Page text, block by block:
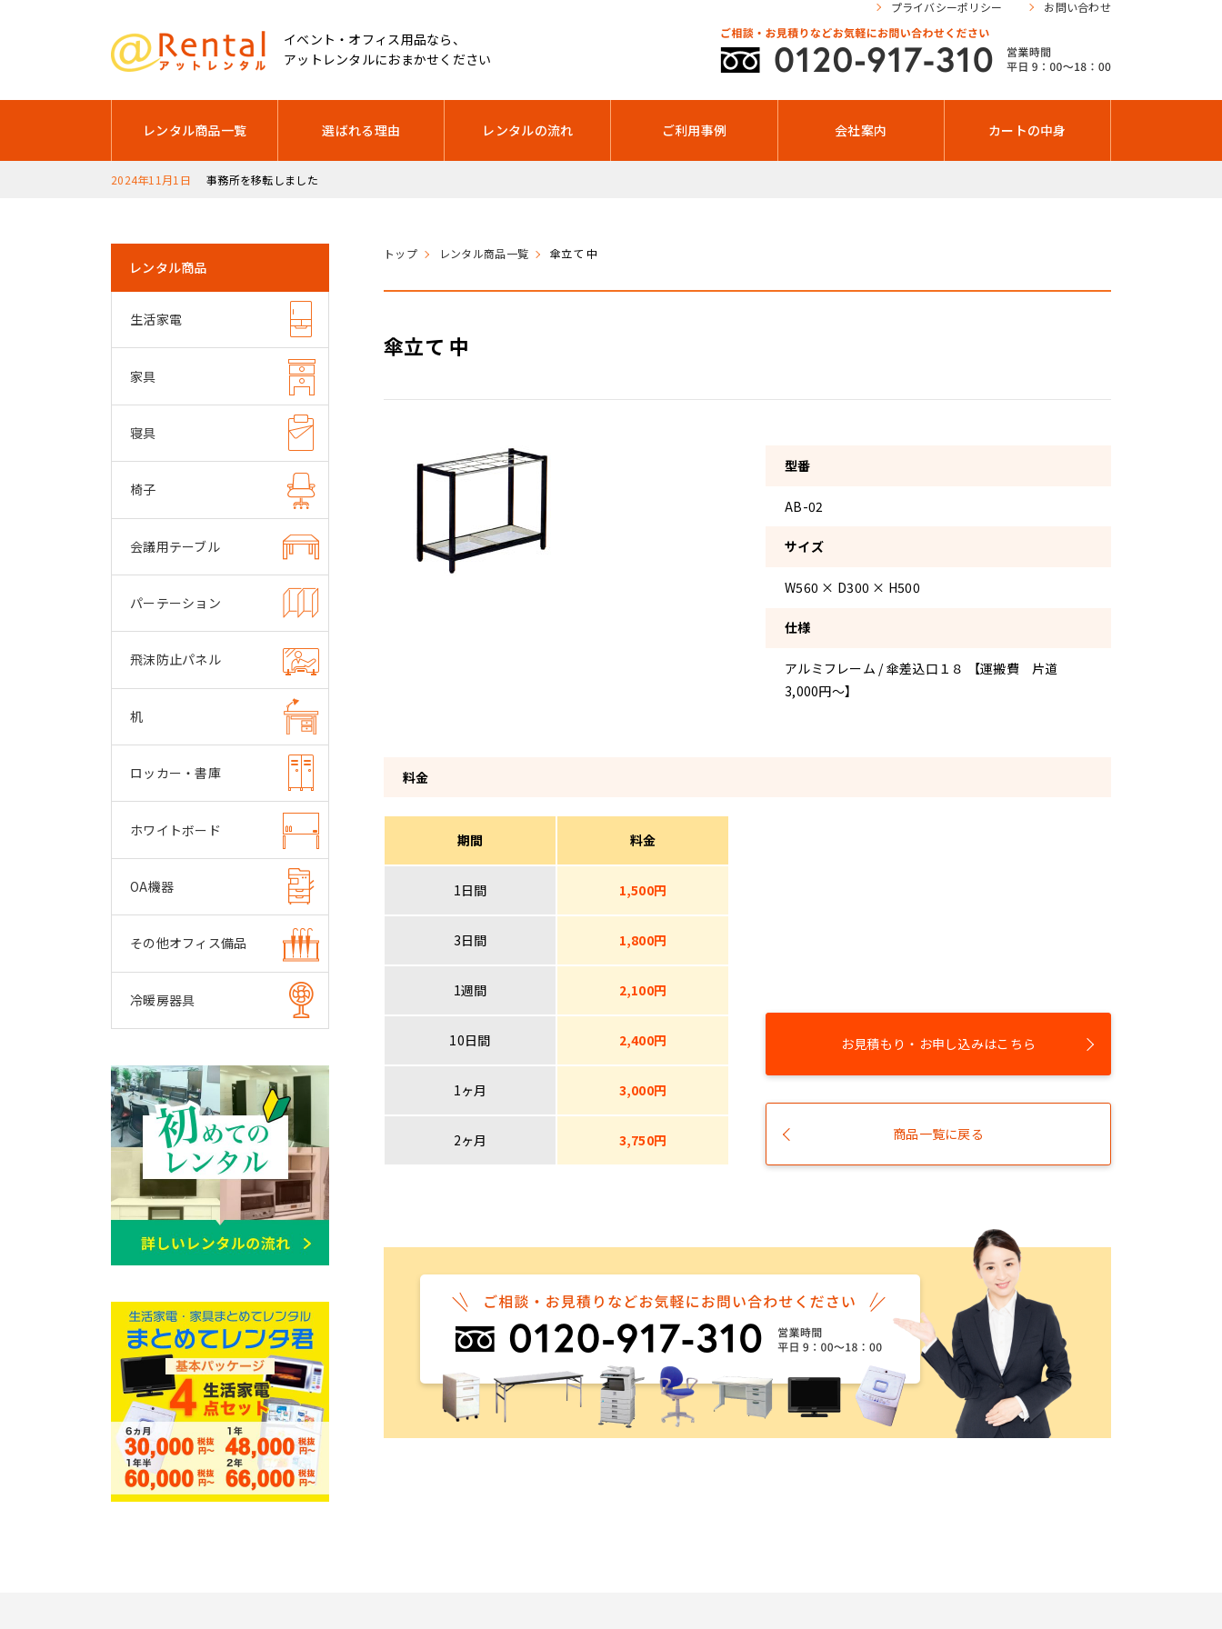
イベント・オフィス用品なら、
アットレンタルにおまかせください
プライバシーポリシー お問い合わせ
レンタル商品一覧 選ばれる理由 レンタルの流れ ご利用事例 会社案内 カートの中身
2024年11月1日 事務所を移転しました
レンタル商品
生活家電
家具
寝具
椅子
会議用テーブル
パーテーション
飛沫防止パネル
机
ロッカー・書庫
ホワイトボード
OA機器
その他オフィス備品
冷暖房器具
トップ レンタル商品一覧 傘立て 中
傘立て 中
型番
AB-02
サイズ
W560 × D300 × H500
仕様
アルミフレーム / 傘差込口１８ 【運搬費 片道
3,000円～】
料金
期間 料金
1日間 1,500円
3日間 1,800円
1週間 2,100円
10日間 2,400円
1ヶ月 3,000円
2ヶ月 3,750円
お見積もり・お申し込みはこちら
商品一覧に戻る